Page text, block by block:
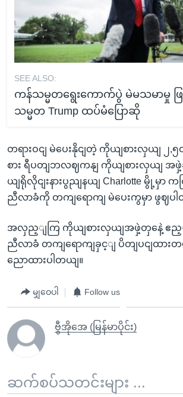
SEE ALSO:
ကန်သမ္မတရွေးကောက်ပွဲ မဲမသမာမှု ဖြ
သမ္မတ Trump ထပ်မံပြောဆို
တရားဝငျ မဲပေးနိုငျတဲ့ ကိုယျစားလှယျ ၂,
စား ရီပတျဘလဈကနျ ကိုယျစားလှယျ အ
ယျရိုလိုငျးနားပွညျနယျ Charlotte မွို့မှာ
ညီလာခံကို တကျရောကျ မဲပေးကွမှာ ဖွဈပါ
အလှည့ျကြ ကိုယျစားလှယျအဖှဲ့တှနေဲ့ ဧ
ညီလာခံ တကျရောကျခှင့ျ ပိတျပငျထာ
ညောထားပါတယျ။
မျှဝေပါ Follow us
ဗွီအိုအေ (မြန်မာပိုင်း)
ဆက်စပ်သတင်းများ ...